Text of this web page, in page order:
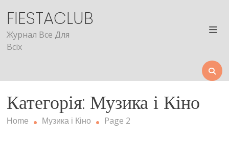
content
FIESTACLUB
Журнал Все Для
Всіх
Категорія: Музика і Кіно
Home Музика і Кіно Page 2